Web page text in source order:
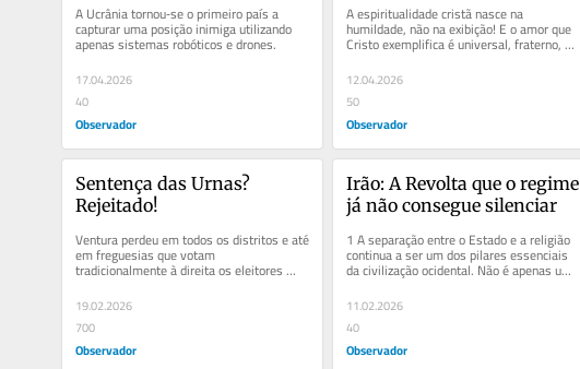
A Ucrânia tornou‑se o primeiro país a
capturar uma posição inimiga utilizando
apenas sistemas robóticos e drones.
17.04.2026
40
Observador
A espiritualidade cristã nasce na
humildade, não na exibição! E o amor que
Cristo exemplifica é universal, fraterno,
12.04.2026
50
Observador
Sentença das Urnas?
Rejeitado!
Ventura perdeu em todos os distritos e até
em freguesias que votam
tradicionalmente à direita os eleitores
19.02.2026
700
Observador
Irão: A Revolta que o regime
já não consegue silenciar
1 A separação entre o Estado e a religião
continua a ser um dos pilares essenciais
da civilização ocidental. Não é apenas um
11.02.2026
40
Observador